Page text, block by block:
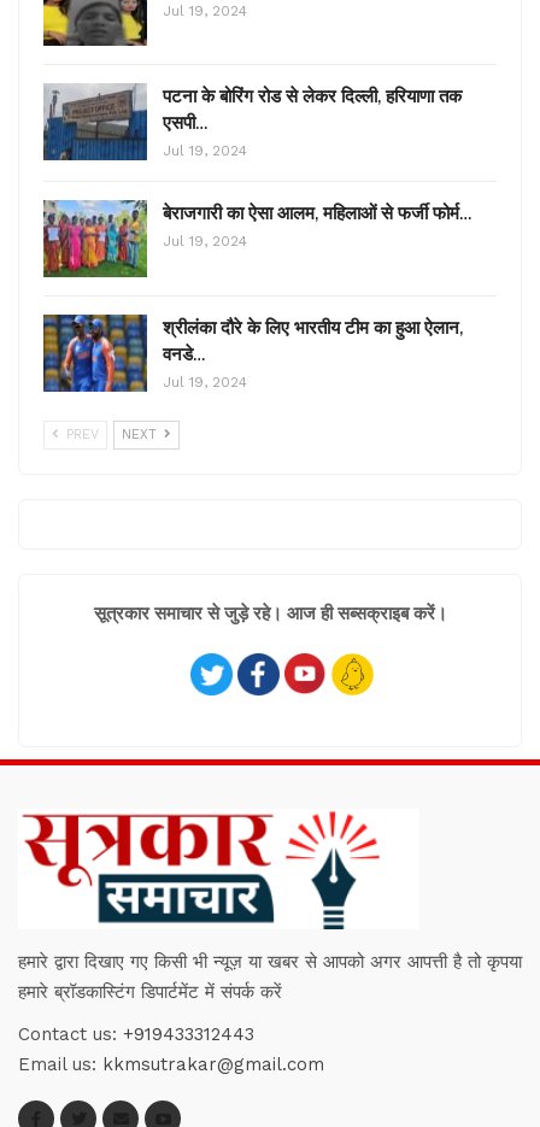
Jul 19, 2024
पटना के बोरिंग रोड से लेकर दिल्ली, हरियाणा तक
एसपी…
Jul 19, 2024
बेराजगारी का ऐसा आलम, महिलाओं से फर्जी फोर्म…
Jul 19, 2024
श्रीलंका दौरे के लिए भारतीय टीम का हुआ ऐलान,
वनडे…
Jul 19, 2024
PREV NEXT
सूत्रकार समाचार से जुड़े रहे। आज ही सब्सक्राइब करें।
हमारे द्वारा दिखाए गए किसी भी न्यूज़ या खबर से आपको अगर आपत्ती है तो कृपया
हमारे ब्रॉडकास्टिंग डिपार्टमेंट में संपर्क करें
Contact us: +919433312443
Email us: kkmsutrakar@gmail.com